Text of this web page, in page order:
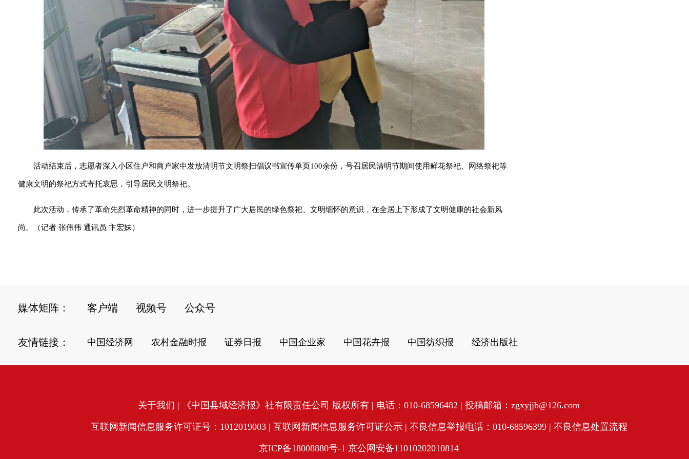
活动结束后，志愿者深入小区住户和商户家中发放清明节文明祭扫倡议书宣传单页100余份，号召居民清明节期间使用鲜花祭祀、网络祭祀等
健康文明的祭祀方式寄托哀思，引导居民文明祭祀。
此次活动，传承了革命先烈革命精神的同时，进一步提升了广大居民的绿色祭祀、文明缅怀的意识，在全居上下形成了文明健康的社会新风
尚。（记者 张伟伟 通讯员 卞宏妹）
媒体矩阵： 客户端 视频号 公众号
友情链接： 中国经济网 农村金融时报 证券日报 中国企业家 中国花卉报 中国纺织报 经济出版社
关于我们 | 《中国县域经济报》社有限责任公司 版权所有 | 电话：010-68596482 | 投稿邮箱：zgxyjjb@126.com
互联网新闻信息服务许可证号：1012019003 | 互联网新闻信息服务许可证公示| 不良信息举报电话：010-68596399 | 不良信息处置流程
京ICP备18008880号-1 京公网安备11010202010814